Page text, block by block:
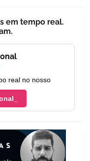
em tempo real.
real no nosso